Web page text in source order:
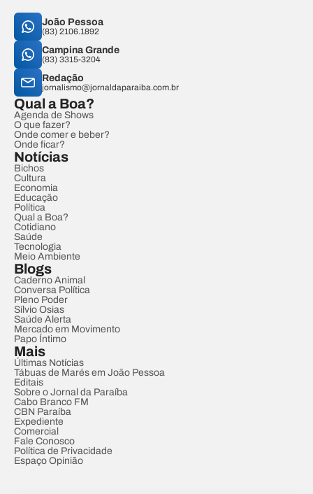
João Pessoa
(83) 2106.1892
Campina Grande
(83) 3315-3204
Redação
jornalismo@jornaldaparaiba.com.br
Qual a Boa?
Agenda de Shows
O que fazer?
Onde comer e beber?
Onde ficar?
Notícias
Bichos
Cultura
Economia
Educação
Política
Qual a Boa?
Cotidiano
Saúde
Tecnologia
Meio Ambiente
Blogs
Caderno Animal
Conversa Política
Pleno Poder
Sílvio Osias
Saúde Alerta
Mercado em Movimento
Papo Íntimo
Mais
Últimas Notícias
Tábuas de Marés em João Pessoa
Editais
Sobre o Jornal da Paraíba
Cabo Branco FM
CBN Paraíba
Expediente
Comercial
Fale Conosco
Política de Privacidade
Espaço Opinião